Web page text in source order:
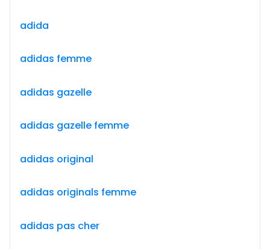
adida
adidas femme
adidas gazelle
adidas gazelle femme
adidas original
adidas originals femme
adidas pas cher